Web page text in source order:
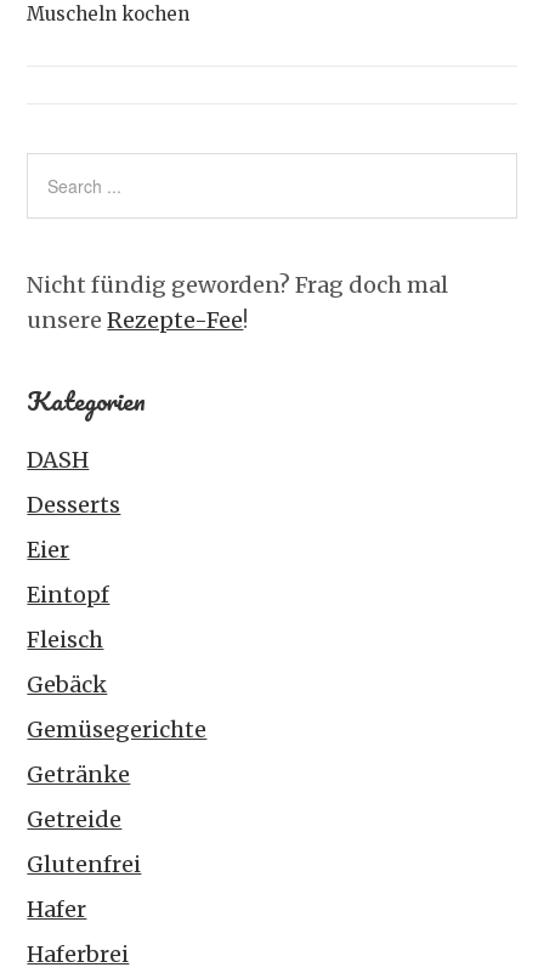
Muscheln kochen
Nicht fündig geworden? Frag doch mal
unsereRezepte-Fee!
Kategorien
DASH
Desserts
Eier
Eintopf
Fleisch
Gebäck
Gemüsegerichte
Getränke
Getreide
Glutenfrei
Hafer
Haferbrei